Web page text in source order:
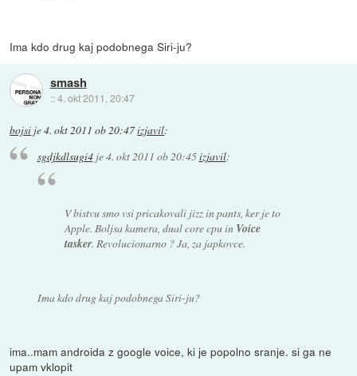
Ima kdo drug kaj podobnega Siri-ju?
smash
::4. okt 2011, 20:47
bojsi je4. okt 2011 ob 20:47izjavil:
sgdjkdlsugi4je4. okt 2011 ob 20:45izjavil:
V bistvu smo vsi pricakovali jizz in pants, ker je to
Apple. Boljsa kamera, dual core cpu in Voice
tasker. Revolucionarno ? Ja, za japkovce.
Ima kdo drug kaj podobnega Siri-ju?
ima..mam androida z google voice, ki je popolno sranje. si ga ne
upam vklopit